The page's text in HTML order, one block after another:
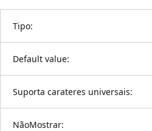
Tipo:
Default value:
Suporta carateres universais:
NãoMostrar: